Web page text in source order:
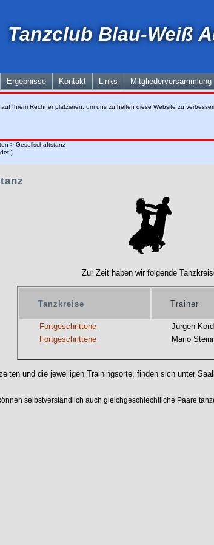
Tanzclub Blau-Weiß
Ergebnisse Kontakt Links Mitgliederversammlung
Ihrem Rechner platzieren, um uns zu helfen diese Website zu
> Gesellschaftstanz
Zur Zeit haben wir folgende
Tanzkreise Trainer
Fortgeschrittene
Jürgen
Fortgeschrittene
Mario
und die jeweiligen Trainingsorte, finden sich unter
selbstverständlich auch gleichgeschlechtliche Paare